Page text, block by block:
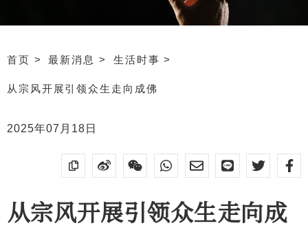
首页 最新消息 生活时事
从宗风开展引领众生走向成佛
2025年07月18日
从宗风开展引领众生走向成